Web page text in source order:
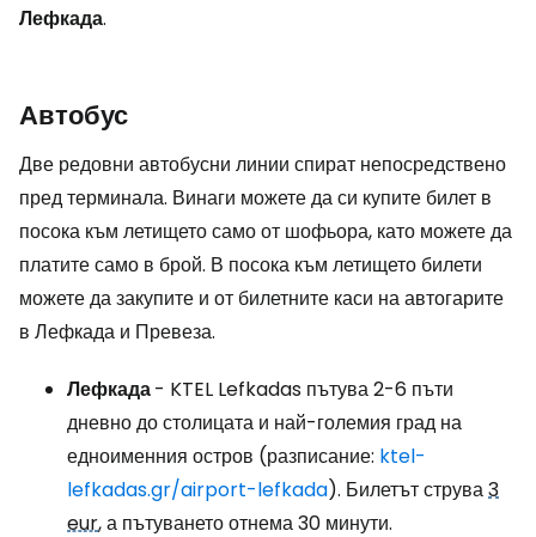
Лефкада.
Автобус
Две редовни автобусни линии спират непосредствено
пред терминала. Винаги можете да си купите билет в
посока към летището само от шофьора, като можете да
платите само в брой. В посока към летището билети
можете да закупите и от билетните каси на автогарите
в Лефкада и Превеза.
Лефкада- KTEL Lefkadas пътува 2-6 пъти
дневно до столицата и най-големия град на
едноименния остров (разписание: ktel-
lefkadas.gr/airport-lefkada). Билетът струва3
eur, а пътуването отнема 30 минути.